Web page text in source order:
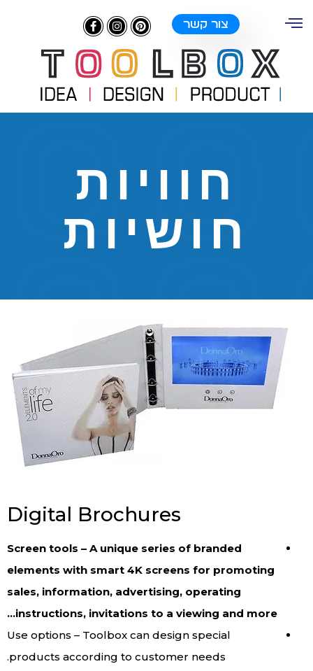
צור קשר
חוויות
חושיות
Digital Brochures
Screen tools – A unique series of branded
elements with smart 4K screens for promoting
sales, information, advertising, operating
instructions, invitations to a viewing and more…
Use options – Toolbox can design special
products according to customer needs.